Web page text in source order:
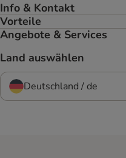
Info & Kontakt
Vorteile
Angebote & Services
Land auswählen
Deutschland / de